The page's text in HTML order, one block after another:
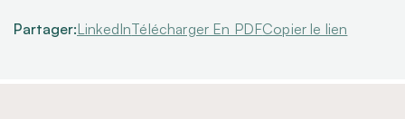
Partager:LinkedInTélécharger En PDFCopier le lien